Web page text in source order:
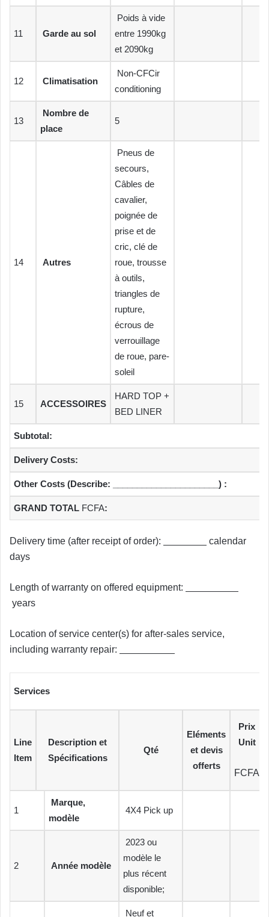
11 Garde au sol
Poids à vide
entre 1990kg
et 2090kg
12 Climatisation
Non-CFCir
conditioning
13
Nombre de
place
5
14 Autres
Pneus de
secours,
Câbles de
cavalier,
poignée de
prise et de
cric, clé de
roue, trousse
à outils,
triangles de
rupture,
écrous de
verrouillage
de roue, pare-
soleil
15 ACCESSOIRES
HARD TOP +
BED LINER
Subtotal:
Delivery Costs:
Other Costs (Describe: ______________________) :
GRAND TOTAL FCFA:
Delivery time (after receipt of order):
calendar
days
Length of warranty on offered equipment:
years
Location of service center(s) for after-sales service,
including warranty repair:
Services
Line
Item
Description et
Spécifications
Qté
Eléments
et devis
offerts
Prix
Unit
FCFA
1
Marque,
modèle
4X4 Pick up
2 Année modèle
2023 ou
modèle le
plus récent
disponible;
Neuf et